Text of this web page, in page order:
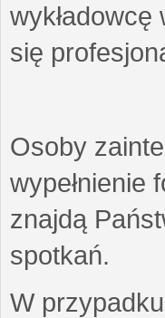
się
Osoby
wypełnienie
znajdą
spotkań.
W